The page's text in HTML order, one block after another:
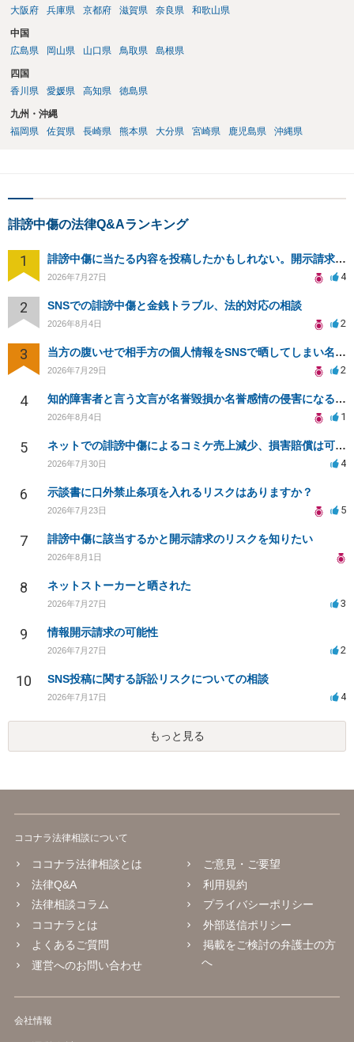
大阪府
兵庫県 京都府 滋賀県 奈良県 和歌山県
中国
広島県
岡山県 山口県 鳥取県 島根県
四国
香川県
愛媛県 高知県 徳島県
九州・沖縄
福岡県
佐賀県 長崎県 熊本県 大分県 宮崎県 鹿児島県 沖縄県
誹謗中傷の法律Q&Aランキング
1 誹謗中傷に当たる内容を投稿したかもしれない。開示請求や民事刑事裁判に発展しうるのか教えて欲しい。
2026年7月27日 4
2 SNSでの誹謗中傷と金銭トラブル、法的対応の相談
2026年8月4日 2
3 当方の腹いせで相手方の個人情報をSNSで晒してしまい名誉毀損させてしまったかもしれない
2026年7月29日 2
4 知的障害者と言う文言が名誉毀損か名誉感情の侵害になるか教えてほしい。
2026年8月4日 1
5 ネットでの誹謗中傷によるコミケ売上減少、損害賠償は可能か？
2026年7月30日 4
6 示談書に口外禁止条項を入れるリスクはありますか？
2026年7月23日 5
7 誹謗中傷に該当するかと開示請求のリスクを知りたい
2026年8月1日
8 ネットストーカーと晒された
2026年7月27日 3
9 情報開示請求の可能性
2026年7月27日 2
10 SNS投稿に関する訴訟リスクについての相談
2026年7月17日 4
もっと見る
ココナラ法律相談について
ココナラ法律相談とは
法律Q&A
法律相談コラム
ココナラとは
よくあるご質問
運営へのお問い合わせ
ご意見・ご要望
利用規約
プライバシーポリシー
外部送信ポリシー
掲載をご検討の弁護士の方
へ
会社情報